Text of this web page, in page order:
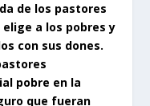
de los pastores
a los pobres y
con sus dones.
pobre en la
que fueran